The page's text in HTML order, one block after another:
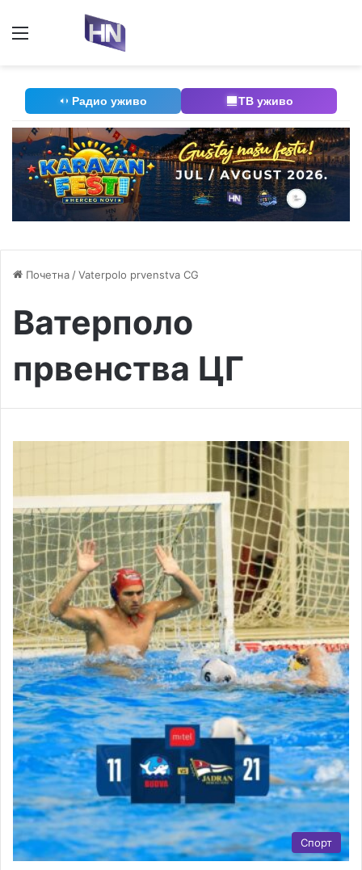
Радио уживо ТВ уживо
Почетна /Vaterpolo prvenstva CG
Ватерполо
првенства ЦГ
Спорт